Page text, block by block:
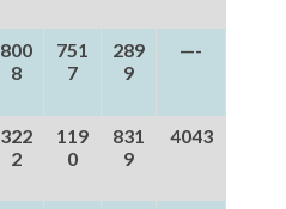
800
8
751
7
289
9
—-
322
2
119
0
831
9
4043